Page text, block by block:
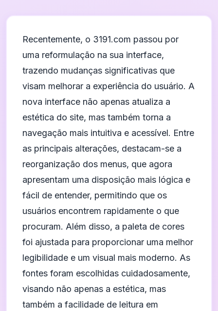
Recentemente, o 3191.com passou por
uma reformulação na sua interface,
trazendo mudanças significativas que
visam melhorar a experiência do usuário. A
nova interface não apenas atualiza a
estética do site, mas também torna a
navegação mais intuitiva e acessível. Entre
as principais alterações, destacam-se a
reorganização dos menus, que agora
apresentam uma disposição mais lógica e
fácil de entender, permitindo que os
usuários encontrem rapidamente o que
procuram. Além disso, a paleta de cores
foi ajustada para proporcionar uma melhor
legibilidade e um visual mais moderno. As
fontes foram escolhidas cuidadosamente,
visando não apenas a estética, mas
também a facilidade de leitura em